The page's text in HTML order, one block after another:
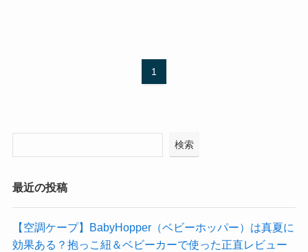
1
検索
最近の投稿
【空調ケープ】BabyHopper（ベビーホッパー）は真夏に
効果ある？抱っこ紐＆ベビーカーで使った正直レビュー